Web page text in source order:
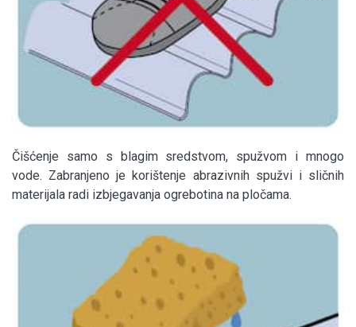
Čišćenje samo s blagim sredstvom, spužvom i mnogo
vode. Zabranjeno je korištenje abrazivnih spužvi i sličnih
materijala radi izbjegavanja ogrebotina na pločama.